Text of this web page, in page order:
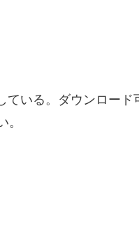
ている。ダウンロード
。